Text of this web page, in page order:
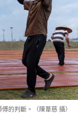
的判斷。（陳葦慈 攝）